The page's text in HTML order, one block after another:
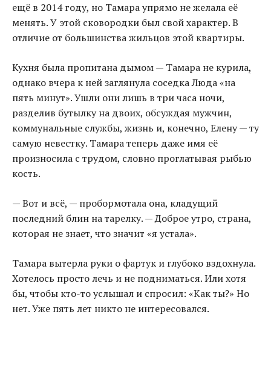
ещё в 2014 году, но Тамара упрямо не желала её
менять. У этой сковородки был свой характер. В
отличие от большинства жильцов этой квартиры.
Кухня была пропитана дымом — Тамара не курила,
однако вчера к ней заглянула соседка Люда «на
пять минут». Ушли они лишь в три часа ночи,
разделив бутылку на двоих, обсуждая мужчин,
коммунальные службы, жизнь и, конечно, Елену — ту
самую невестку. Тамара теперь даже имя её
произносила с трудом, словно проглатывая рыбью
кость.
— Вот и всё, — пробормотала она, кладущий
последний блин на тарелку. — Доброе утро, страна,
которая не знает, что значит «я устала».
Тамара вытерла руки о фартук и глубоко вздохнула.
Хотелось просто лечь и не подниматься. Или хотя
бы, чтобы кто-то услышал и спросил: «Как ты?» Но
нет. Уже пять лет никто не интересовался.